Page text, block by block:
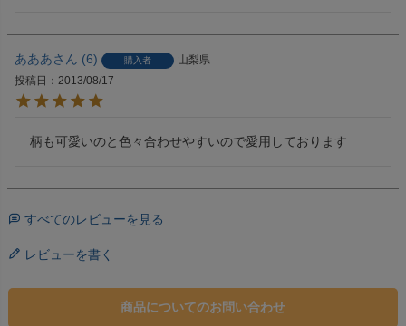
あああ 6 購入者
山梨県
投稿日
2013/08/17
柄も可愛いのと色々合わせやすいので愛用しております
すべてのレビューを見る
レビューを書く
商品についてのお問い合わせ